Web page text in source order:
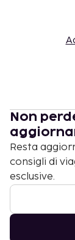
Non
Resta
consigli di
esclusive.